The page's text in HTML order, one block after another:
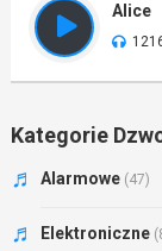
Alice
Kategorie
Alarmowe (47)
Elektroniczne